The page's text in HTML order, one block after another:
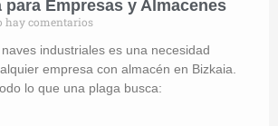
para Empresas y Almacenes
hay comentarios
industriales es una necesidad
empresa con almacén en Bizkaia.
lo que una plaga busca: